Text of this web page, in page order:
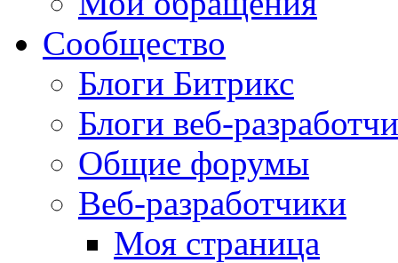
Сообщество
Блоги Битрикс
Блоги веб-
Общие форумы
Веб-разработчики
Моя страница